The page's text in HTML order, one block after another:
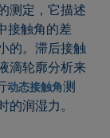
测定，它描述
接触角的差
的。滞后接触
滴轮廓分析来
动态接触角测
润湿力。